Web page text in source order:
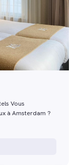
Vous
à Amsterdam ?